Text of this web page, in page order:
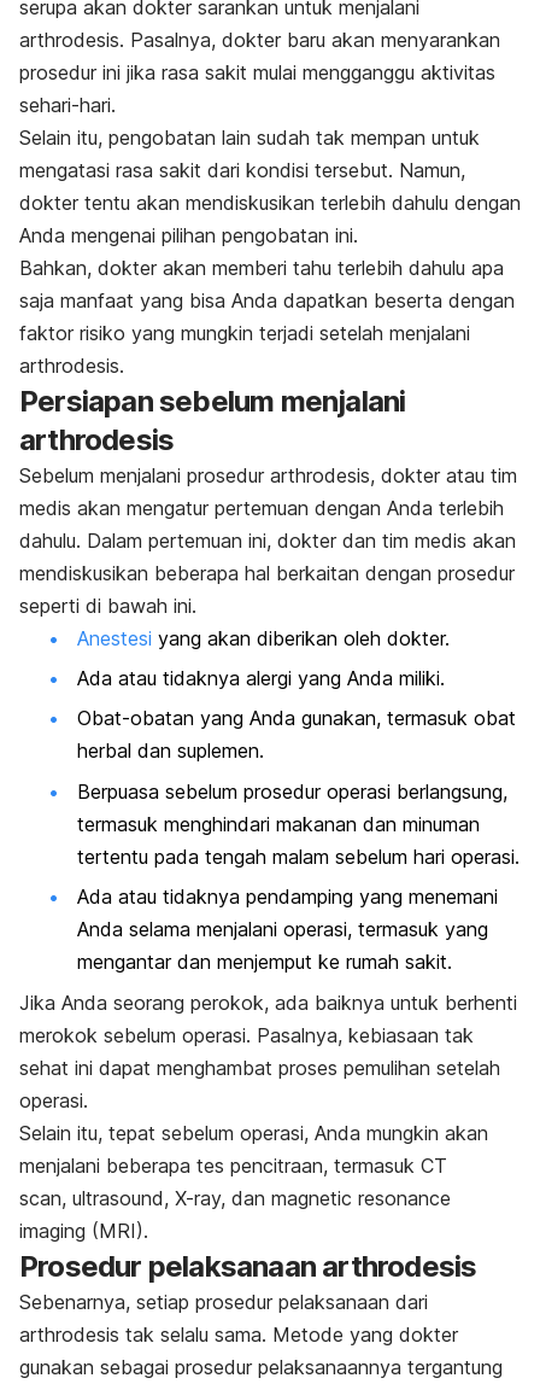
serupa akan dokter sarankan untuk menjalani
arthrodesis. Pasalnya, dokter baru akan menyarankan
prosedur ini jika rasa sakit mulai mengganggu aktivitas
sehari-hari.
Selain itu, pengobatan lain sudah tak mempan untuk
mengatasi rasa sakit dari kondisi tersebut. Namun,
dokter tentu akan mendiskusikan terlebih dahulu dengan
Anda mengenai pilihan pengobatan ini.
Bahkan, dokter akan memberi tahu terlebih dahulu apa
saja manfaat yang bisa Anda dapatkan beserta dengan
faktor risiko yang mungkin terjadi setelah menjalani
arthrodesis.
Persiapan sebelum menjalani
arthrodesis
Sebelum menjalani prosedur arthrodesis, dokter atau tim
medis akan mengatur pertemuan dengan Anda terlebih
dahulu. Dalam pertemuan ini, dokter dan tim medis akan
mendiskusikan beberapa hal berkaitan dengan prosedur
seperti di bawah ini.
Anestesi yang akan diberikan oleh dokter.
Ada atau tidaknya alergi yang Anda miliki.
Obat-obatan yang Anda gunakan, termasuk obat
herbal dan suplemen.
Berpuasa sebelum prosedur operasi berlangsung,
termasuk menghindari makanan dan minuman
tertentu pada tengah malam sebelum hari operasi.
Ada atau tidaknya pendamping yang menemani
Anda selama menjalani operasi, termasuk yang
mengantar dan menjemput ke rumah sakit.
Jika Anda seorang perokok, ada baiknya untuk berhenti
merokok sebelum operasi. Pasalnya, kebiasaan tak
sehat ini dapat menghambat proses pemulihan setelah
operasi.
Selain itu, tepat sebelum operasi, Anda mungkin akan
menjalani beberapa tes pencitraan, termasuk CT
scan, ultrasound, X-ray, dan magnetic resonance
imaging (MRI).
Prosedur pelaksanaan arthrodesis
Sebenarnya, setiap prosedur pelaksanaan dari
arthrodesis tak selalu sama. Metode yang dokter
gunakan sebagai prosedur pelaksanaannya tergantung